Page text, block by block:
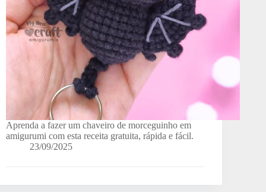
Aprenda a fazer um chaveiro de morceguinho em
amigurumi com esta receita gratuita, rápida e fácil.
23/09/2025